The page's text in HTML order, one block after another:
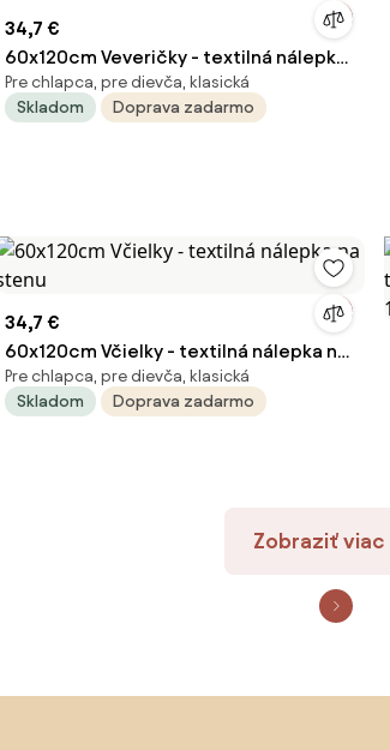
34,7 €
60x120cm Veveričky - textilná nálepka
na stenu
Pre chlapca, pre dievča, klasická
Skladom
Doprava zadarmo
34,7 €
60x120cm Včielky - textilná nálepka na
stenu
Pre chlapca, pre dievča, klasická
Skladom
Doprava zadarmo
Zobraziť